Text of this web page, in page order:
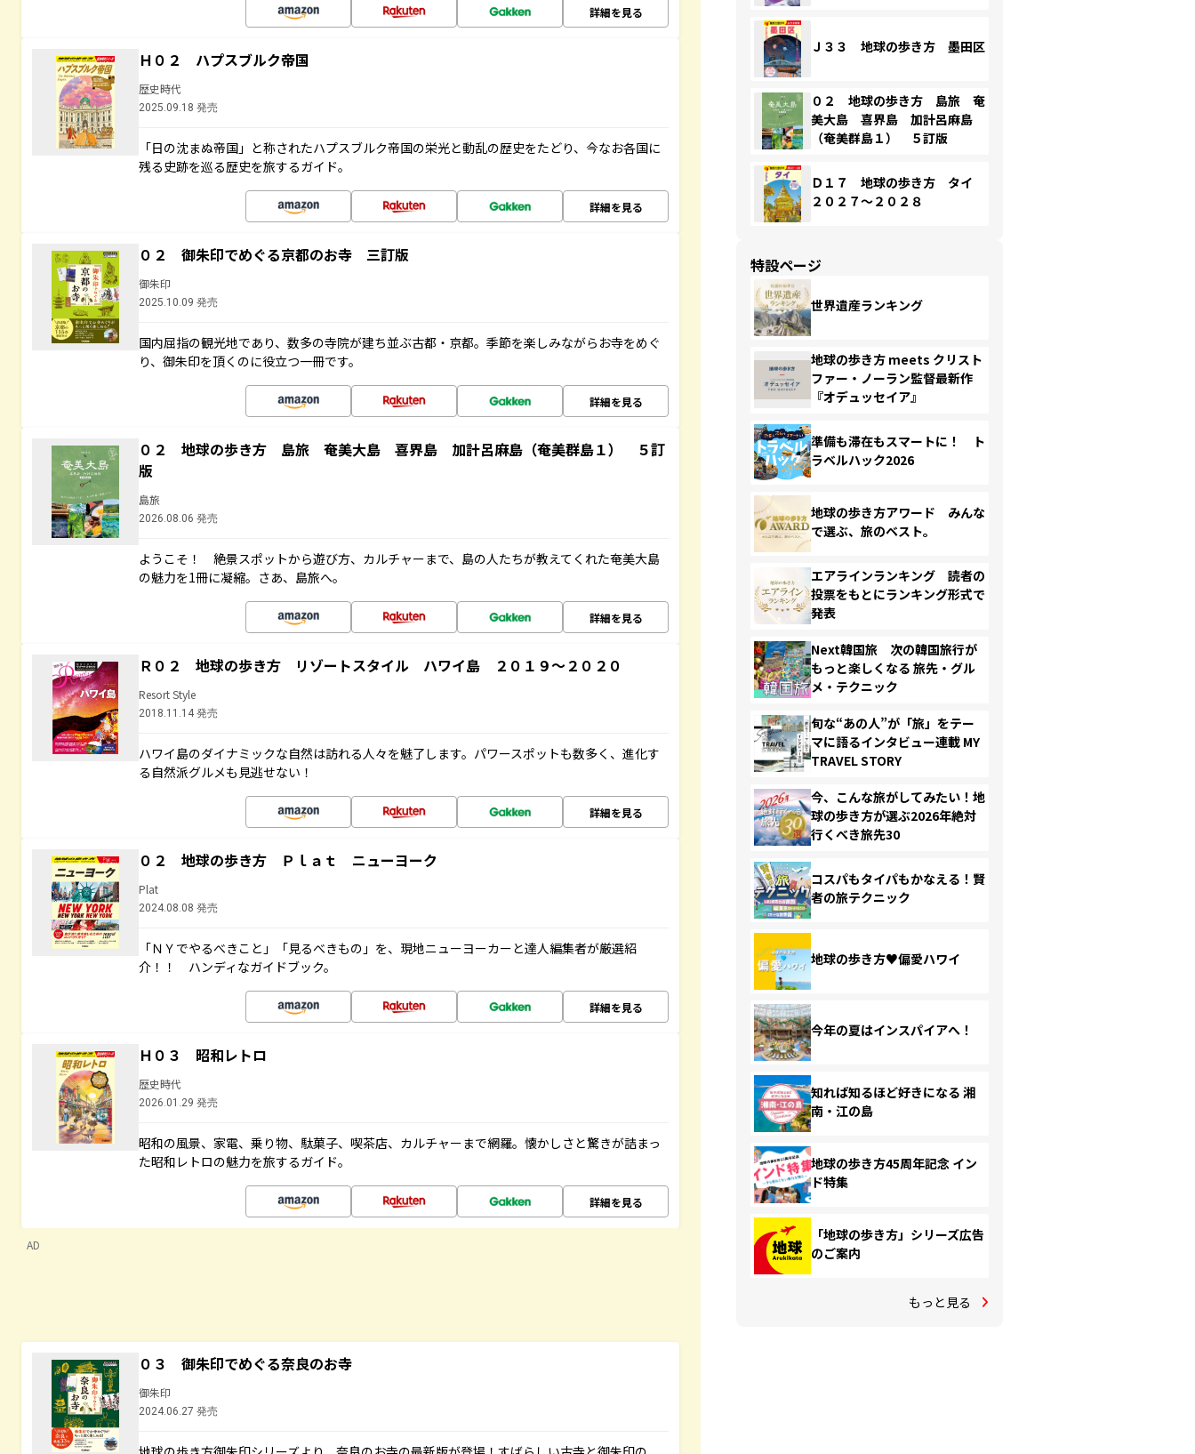
詳細を見る
Ｈ０２ ハプスブルク帝国
歴史時代
2025.09.18 発売
「日の沈まぬ帝国」と称されたハプスブルク帝国の栄光と動乱の歴史をたどり、今なお各国に
残る史跡を巡る歴史を旅するガイド。
詳細を見る
０２ 御朱印でめぐる京都のお寺 三訂版
御朱印
2025.10.09 発売
国内屈指の観光地であり、数多の寺院が建ち並ぶ古都・京都。季節を楽しみながらお寺をめぐ
り、御朱印を頂くのに役立つ一冊です。
詳細を見る
０２ 地球の歩き方 島旅 奄美大島 喜界島 加計呂麻島（奄美群島１） ５訂
版
島旅
2026.08.06 発売
ようこそ！ 絶景スポットから遊び方、カルチャーまで、島の人たちが教えてくれた奄美大島
の魅力を1冊に凝縮。さあ、島旅へ。
詳細を見る
Ｒ０２ 地球の歩き方 リゾートスタイル ハワイ島 ２０１９～２０２０
Resort Style
2018.11.14 発売
ハワイ島のダイナミックな自然は訪れる人々を魅了します。パワースポットも数多く、進化す
る自然派グルメも見逃せない！
詳細を見る
０２ 地球の歩き方 Ｐｌａｔ ニューヨーク
Plat
2024.08.08 発売
「ＮＹでやるべきこと」「見るべきもの」を、現地ニューヨーカーと達人編集者が厳選紹
介！！ ハンディなガイドブック。
詳細を見る
Ｈ０３ 昭和レトロ
歴史時代
2026.01.29 発売
昭和の風景、家電、乗り物、駄菓子、喫茶店、カルチャーまで網羅。懐かしさと驚きが詰まっ
た昭和レトロの魅力を旅するガイド。
詳細を見る
AD
０３ 御朱印でめぐる奈良のお寺
御朱印
2024.06.27 発売
Ｊ３３ 地球の歩き方 墨田区
０２ 地球の歩き方 島旅 奄
美大島 喜界島 加計呂麻島
（奄美群島１） ５訂版
Ｄ１７ 地球の歩き方 タイ
２０２７～２０２８
特設ページ
世界遺産ランキング
地球の歩き方 meets クリスト
ファー・ノーラン監督最新作
『オデュッセイア』
準備も滞在もスマートに！ ト
ラベルハック2026
地球の歩き方アワード みんな
で選ぶ、旅のベスト。
エアラインランキング 読者の
投票をもとにランキング形式で
発表
Next韓国旅 次の韓国旅行が
もっと楽しくなる 旅先・グル
メ・テクニック
旬な“あの人”が「旅」をテー
マに語るインタビュー連載 MY
TRAVEL STORY
今、こんな旅がしてみたい！地
球の歩き方が選ぶ2026年絶対
行くべき旅先30
コスパもタイパもかなえる！賢
者の旅テクニック
地球の歩き方♥偏愛ハワイ
今年の夏はインスパイアへ！
知れば知るほど好きになる 湘
南・江の島
地球の歩き方45周年記念 イン
ド特集
「地球の歩き方」シリーズ広告
のご案内
もっと見る